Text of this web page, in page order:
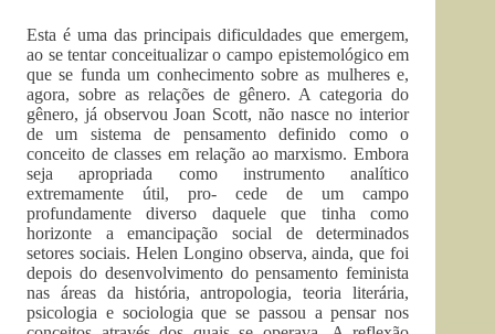
Esta é uma das principais dificuldades que emergem,
ao se tentar conceitualizar o campo epistemológico em
que se funda um conhecimento sobre as mulheres e,
agora, sobre as relações de gênero. A categoria do
gênero, já observou Joan Scott, não nasce no interior
de um sistema de pensamento definido como o
conceito de classes em relação ao marxismo. Embora
seja apropriada como instrumento analítico
extremamente útil, pro- cede de um campo
profundamente diverso daquele que tinha como
horizonte a emancipação social de determinados
setores sociais. Helen Longino observa, ainda, que foi
depois do desenvolvimento do pensamento feminista
nas áreas da história, antropologia, teoria literária,
psicologia e sociologia que se passou a pensar nos